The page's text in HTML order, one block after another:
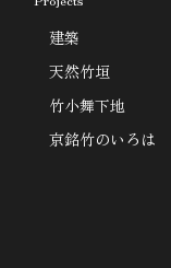
建築
天然竹垣
竹小舞下地
京銘竹のいろは